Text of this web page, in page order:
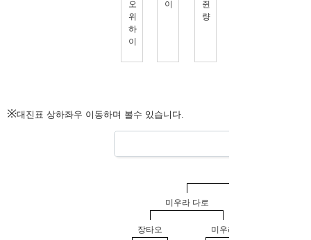
※대진표 상하좌우 이동하며 볼수 있습니다.